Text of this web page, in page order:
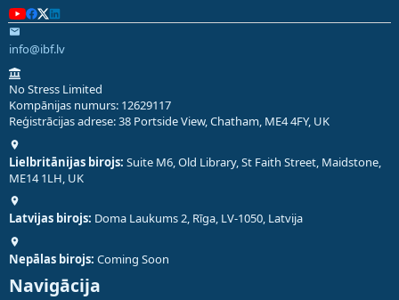
info@ibf.lv
No Stress Limited
Kompānijas numurs: 12629117
Reģistrācijas adrese: 38 Portside View, Chatham, ME4 4FY, UK
Lielbritānijas birojs: Suite M6, Old Library, St Faith Street, Maidstone,
ME14 1LH, UK
Latvijas birojs: Doma Laukums 2, Rīga, LV-1050, Latvija
Nepālas birojs: Coming Soon
Navigācija